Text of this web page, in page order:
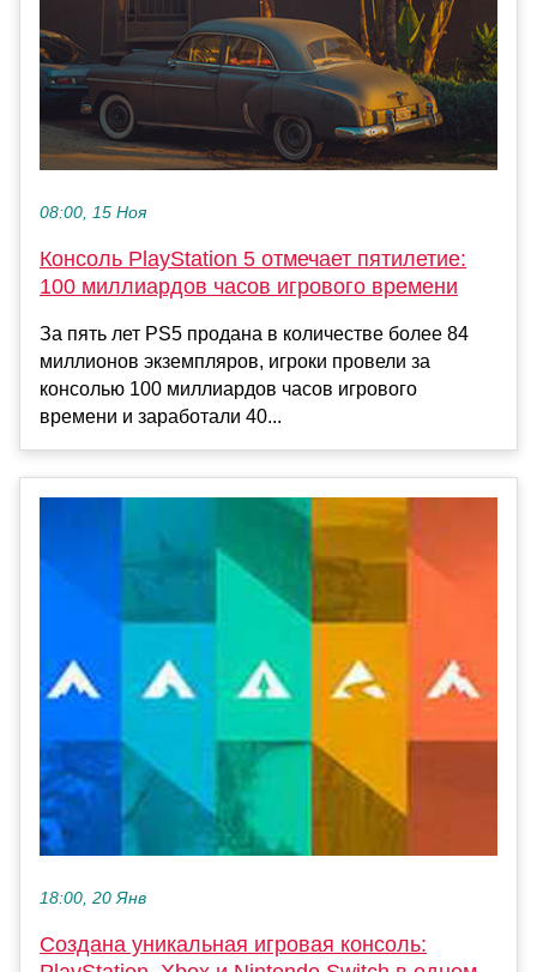
08:00, 15 Ноя
Консоль PlayStation 5 отмечает пятилетие:
100 миллиардов часов игрового времени
За пять лет PS5 продана в количестве более 84
миллионов экземпляров, игроки провели за
консолью 100 миллиардов часов игрового
времени и заработали 40...
18:00, 20 Янв
Создана уникальная игровая консоль: